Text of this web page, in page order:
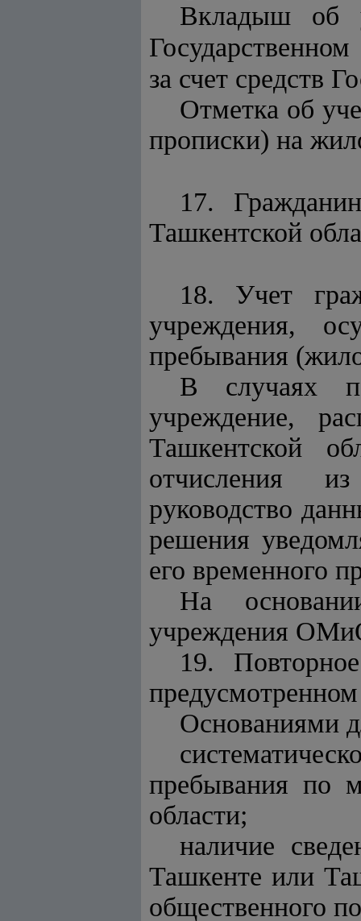
Вкладыш об
за счет средств
Отметка об
прописки) на
17.
Ташкентской
18. Учет
учреждения,
пребывания
В случаях
учреждение,
Ташкентской
отчисления
руководство
решения
его временного
На
учреждения
19.
Основаниями
пребывания по
области;
наличие
Ташкенте или
общественного